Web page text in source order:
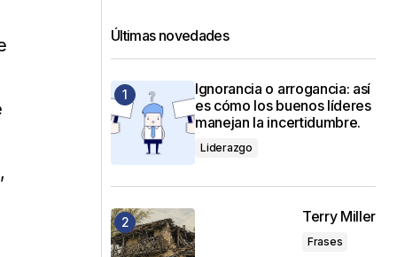
Últimas novedades
Ignorancia o arrogancia: así
es cómo los buenos líderes
manejan la incertidumbre.
Liderazgo
Terry Miller
Frases